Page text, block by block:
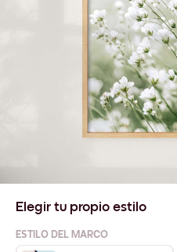
Elegir tu propio estilo
ESTILO DEL MARCO